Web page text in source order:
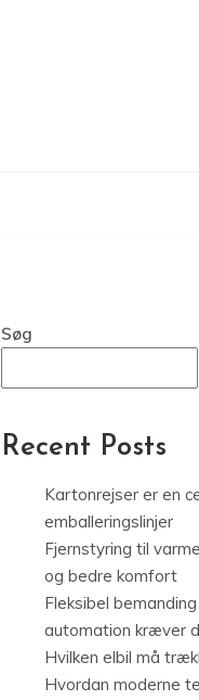
Søg
Recent Posts
Kartonrejser er en
emballeringslinjer
Fjernstyring til
og bedre komfort
Fleksibel
automation kræver
Hvilken elbil må
Hvordan moderne